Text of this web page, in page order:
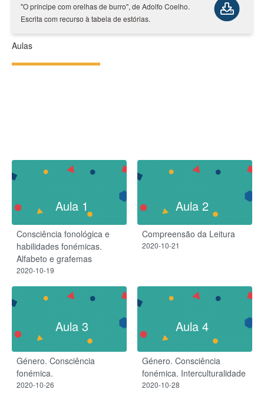
"O príncipe com orelhas de burro", de Adolfo Coelho.
Escrita com recurso à tabela de estórias.
Aulas
Aula 1
Consciência fonológica e
habilidades fonémicas.
Alfabeto e grafemas
2020-10-19
Aula 2
Compreensão da Leitura
2020-10-21
Aula 3
Género. Consciência
fonémica.
2020-10-26
Aula 4
Género. Consciência
fonémica. Interculturalidade
2020-10-28